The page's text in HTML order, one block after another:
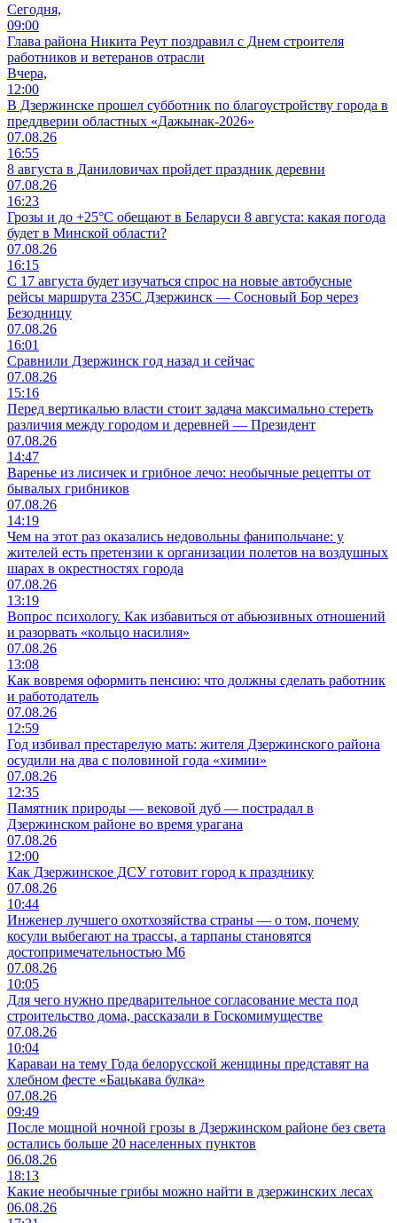
Сегодня,
09:00
Глава района Никита Реут поздравил с Днем строителя
работников и ветеранов отрасли
Вчера,
12:00
В Дзержинске прошел субботник по благоустройству города в
преддверии областных «Дажынак-2026»
07.08.26
16:55
8 августа в Даниловичах пройдет праздник деревни
07.08.26
16:23
Грозы и до +25°С обещают в Беларуси 8 августа: какая погода
будет в Минской области?
07.08.26
16:15
С 17 августа будет изучаться спрос на новые автобусные
рейсы маршрута 235С Дзержинск — Сосновый Бор через
Безодницу
07.08.26
16:01
Сравнили Дзержинск год назад и сейчас
07.08.26
15:16
Перед вертикалью власти стоит задача максимально стереть
различия между городом и деревней — Президент
07.08.26
14:47
Варенье из лисичек и грибное лечо: необычные рецепты от
бывалых грибников
07.08.26
14:19
Чем на этот раз оказались недовольны фанипольчане: у
жителей есть претензии к организации полетов на воздушных
шарах в окрестностях города
07.08.26
13:19
Вопрос психологу. Как избавиться от абьюзивных отношений
и разорвать «кольцо насилия»
07.08.26
13:08
Как вовремя оформить пенсию: что должны сделать работник
и работодатель
07.08.26
12:59
Год избивал престарелую мать: жителя Дзержинского района
осудили на два с половиной года «химии»
07.08.26
12:35
Памятник природы — вековой дуб — пострадал в
Дзержинском районе во время урагана
07.08.26
12:00
Как Дзержинское ДСУ готовит город к празднику
07.08.26
10:44
Инженер лучшего охотхозяйства страны — о том, почему
косули выбегают на трассы, а тарпаны становятся
достопримечательностью М6
07.08.26
10:05
Для чего нужно предварительное согласование места под
строительство дома, рассказали в Госкомимуществе
07.08.26
10:04
Караваи на тему Года белорусской женщины представят на
хлебном фесте «Бацькава булка»
07.08.26
09:49
После мощной ночной грозы в Дзержинском районе без света
остались больше 20 населенных пунктов
06.08.26
18:13
Какие необычные грибы можно найти в дзержинских лесах
06.08.26